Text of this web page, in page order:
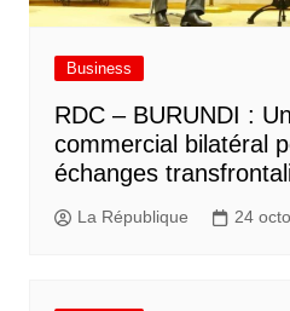
Business
RDC – BURUNDI :
commercial bilatéral
échanges
La République 24